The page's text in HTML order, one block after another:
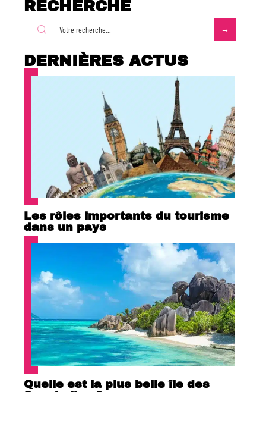
RECHERCHE
DERNIÈRES ACTUS
Les rôles importants du tourisme
dans un pays
Quelle est la plus belle île des
Seychelles ?